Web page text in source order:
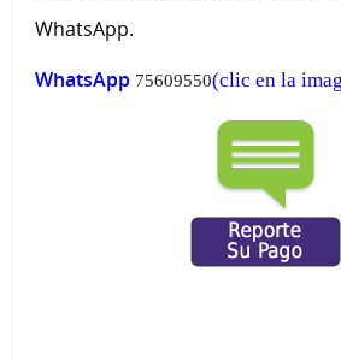
WhatsApp.
WhatsApp 75609550(clic en la